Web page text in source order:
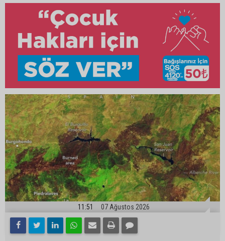
11:51 07 Ağustos 2026